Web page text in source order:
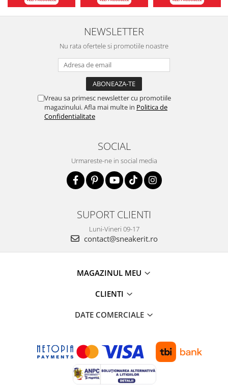
NEWSLETTER
Nu rata ofertele si promotiile noastre
Vreau sa primesc newsletter cu promotiile
magazinului. Afla mai multe in Politica de
Confidentialitate
SOCIAL
Urmareste-ne in social media
SUPORT CLIENTI
Luni-Vineri 09-17
contact@sneakerit.ro
MAGAZINUL MEU
CLIENTI
DATE COMERCIALE